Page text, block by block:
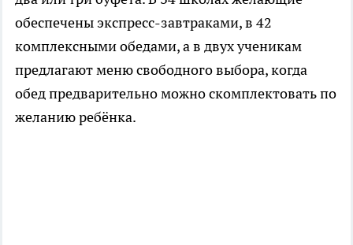
обеспечены экспресс-завтраками, в 42
комплексными обедами, а в двух ученикам
предлагают меню свободного выбора, когда
обед предварительно можно скомплектовать по
желанию ребёнка.